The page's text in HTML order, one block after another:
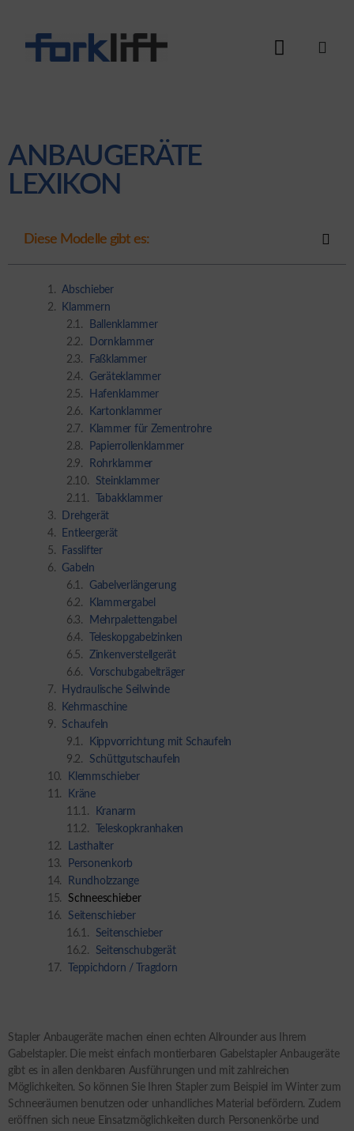
ANBAUGERÄTE
LEXIKON
Diese Modelle gibt es:
Abschieber
Klammern
Ballenklammer
Dornklammer
Faßklammer
Geräteklammer
Hafenklammer
Kartonklammer
Klammer für Zementrohre
Papierrollenklammer
Rohrklammer
Steinklammer
Tabakklammer
Drehgerät
Entleergerät
Fasslifter
Gabeln
Gabelverlängerung
Klammergabel
Mehrpalettengabel
Teleskopgabelzinken
Zinkenverstellgerät
Vorschubgabelträger
Hydraulische Seilwinde
Kehrmaschine
Schaufeln
Kippvorrichtung mit Schaufeln
Schüttgutschaufeln
Klemmschieber
Kräne
Kranarm
Teleskopkranhaken
Lasthalter
Personenkorb
Rundholzzange
Schneeschieber
Seitenschieber
Seitenschieber
Seitenschubgerät
Teppichdorn / Tragdorn
Stapler Anbaugeräte machen einen echten Allrounder aus Ihrem
Gabelstapler. Die meist einfach montierbaren Gabelstapler Anbaugeräte
gibt es in allen denkbaren Ausführungen und mit zahlreichen
Möglichkeiten. So können Sie Ihren Stapler zum Beispiel im Winter zum
Schneeräumen benutzen oder unhandliches Material befördern. Zudem
eröffnen sich neue Einsatzmöglichkeiten durch Personenkörbe und